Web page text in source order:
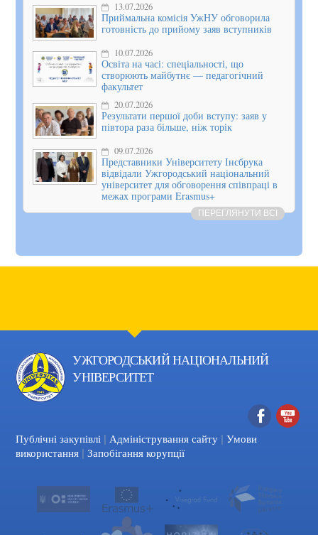
13.07.2026
Приймальна комісія УжНУ обговорила
готовність до прийому заяв вступників
10.07.2026
Освіта на часі: спеціальності, що
створюють майбутнє — педагогічний
факультет
20.07.2026
Результати першої доби вступу: заяв у
півтора раза більше, ніж торік
09.07.2026
Представники Університету Інсбрука
відвідали Ужгородський національний
університет для обговорення співпраці в
межах програми Erasmus+
ПЕРЕГЛЯНУТИ ВСІ
УЖГОРОДСЬКИЙ НАЦІОНАЛЬНИЙ
УНІВЕРСИТЕТ
Facebook
Публічні закупівлі | Адміністрування сайту | Умови
використання | Запобігання корупції